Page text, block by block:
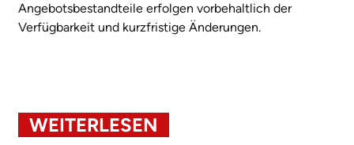
Angebotsbestandteile erfolgen vorbehaltlich der
Verfügbarkeit und kurzfristige Änderungen.
WEITERLESEN